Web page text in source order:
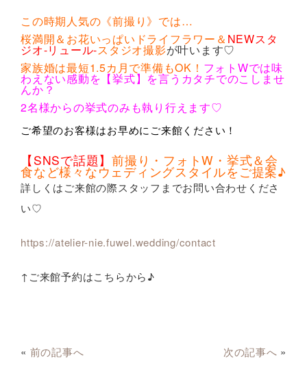
この時期人気の《前撮り》では…
桜満開＆お花いっぱいドライフラワー＆ NEWスタ
ジオ-リュール-スタジオ撮影が叶います♡
家族婚は最短1.5カ月で準備もOK！ フォトWでは味
わえない感動を【挙式】を言うカタチでのこしませ
んか？
2名様からの挙式のみも執り行えます♡
ご希望のお客様はお早めにご来館ください！
【SNSで話題】 前撮り・フォトW・挙式＆会
食など様々なウェディングスタイルをご提案♪
詳しくはご来館の際スタッフまでお問い合わせくださ
い♡
https://atelier-nie.fuwel.wedding/contact
↑ご来館予約はこちらから♪
« 前の記事へ 次の記事へ »